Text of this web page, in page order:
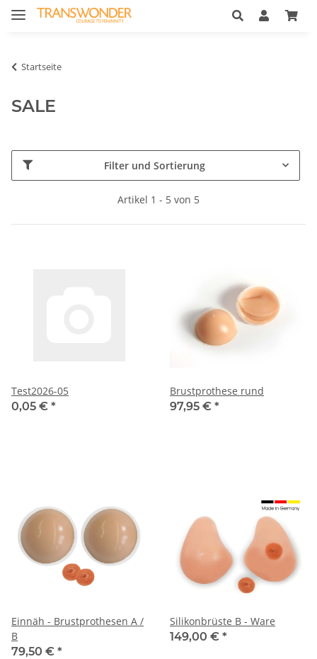
Startseite
SALE
Filter und Sortierung
Artikel 1 - 5 von 5
Test2026-05
0,05 € *
Brustprothese rund
97,95 € *
Einnäh - Brustprothesen A /
B
79,50 € *
Silikonbrüste B - Ware
149,00 € *